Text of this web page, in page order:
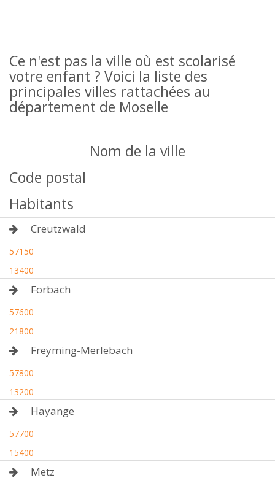
Ce n'est pas la ville où est scolarisé
votre enfant ? Voici la liste des
principales villes rattachées au
département de Moselle
Nom de la ville
Code postal
Habitants
Creutzwald
57150
13400
Forbach
57600
21800
Freyming-Merlebach
57800
13200
Hayange
57700
15400
Metz